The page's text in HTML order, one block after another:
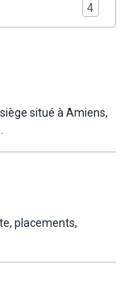
4
situé à Amiens,
placements,